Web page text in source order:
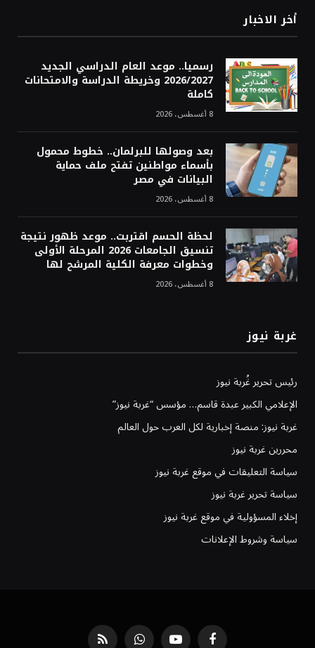
أخر الاخبار
رسميا.. موعد العام الدراسي الجديد
2026/2027 وخريطة الدراسة والامتحانات
كاملة
8 أغسطس، 2026
بعد وصولها للبرلمان.. خطوط محمول
بأسماء مواطنين تفتح ملف حماية
البيانات في مصر
8 أغسطس، 2026
لحظة الحسم اقتربت.. موعد ظهور نتيجة
تنسيق الجامعات 2026 المرحلة الأولى
وخطوات معرفة الكلية المرشح لها
8 أغسطس، 2026
غربة نيوز
رئيس تحرير غُربة نيوز
الإعلامي الكبير عبدة قاسم… مؤسس “غربة نيوز”
غربة نيوز: منصة إخبارية لكل العرب حول العالم
محررين غربة نيوز
سياسة التعليقات في موقع غربة نيوز
سياسة تحرير غربة نيوز
إخلاء المسؤولية في موقع غربة نيوز
سياسة وشروط الإعلانات